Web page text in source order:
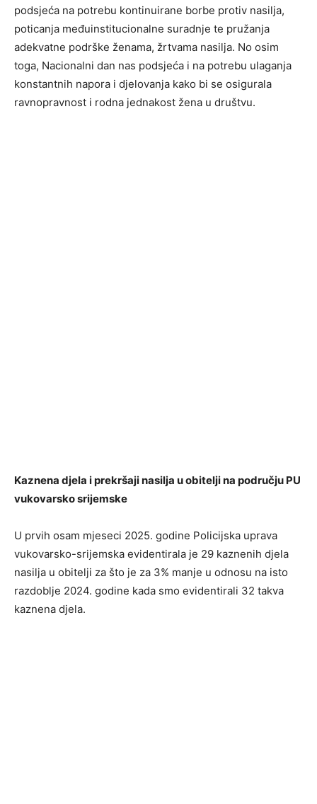
podsjeća na potrebu kontinuirane borbe protiv nasilja,
poticanja međuinstitucionalne suradnje te pružanja
adekvatne podrške ženama, žrtvama nasilja. No osim
toga, Nacionalni dan nas podsjeća i na potrebu ulaganja
konstantnih napora i djelovanja kako bi se osigurala
ravnopravnost i rodna jednakost žena u društvu.
Kaznena djela i prekršaji nasilja u obiteljina području PU
vukovarsko srijemske
U prvih osam mjeseci 2025. godine Policijska uprava
vukovarsko-srijemska evidentirala je 29 kaznenih djela
nasilja u obitelji za što je za 3% manje u odnosu na isto
razdoblje 2024. godine kada smo evidentirali 32 takva
kaznena djela.